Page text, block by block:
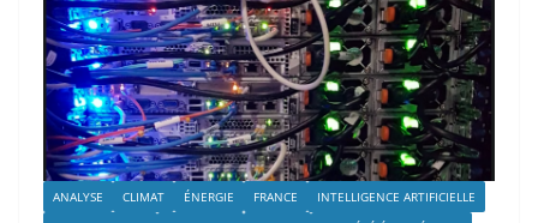
ANALYSE CLIMAT ÉNERGIE FRANCE
INTELLIGENCE ARTIFICIELLE